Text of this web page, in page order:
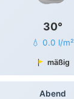
30°
💧 0.0 l/m²
mäßig
Abend